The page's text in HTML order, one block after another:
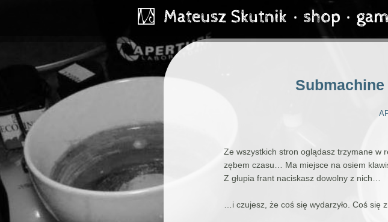
Ze wszystkich stron oglądasz trzymane w
zębem czasu… Ma miejsce na osiem
Z głupia frant naciskasz dowolny z nich…
…i czujesz, że coś się wydarzyło. Coś się